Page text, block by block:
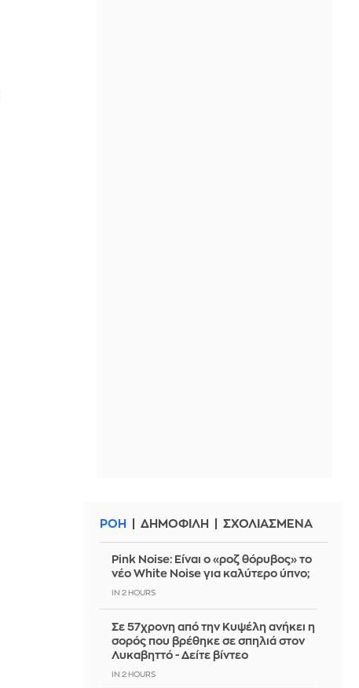
ΡΟΗ ΔΗΜΟΦΙΛΗ ΣΧΟΛΙΑΣΜΕΝΑ
Pink Noise: Είναι ο «ροζ θόρυβος» το
νέο White Noise για καλύτερο ύπνο;
IN 2 HOURS
Σε 57χρονη από την Κυψέλη ανήκει η
σορός που βρέθηκε σε σπηλιά στον
Λυκαβηττό - Δείτε βίντεο
IN 2 HOURS